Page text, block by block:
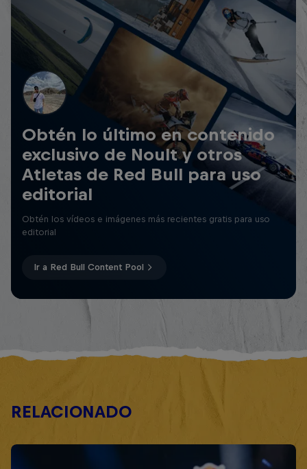
Obtén lo último en contenido
exclusivo de Noult y otros
Atletas de Red Bull para uso
editorial
Obtén los vídeos e imágenes más recientes gratis para uso
editorial
Ir a Red Bull Content Pool
RELACIONADO